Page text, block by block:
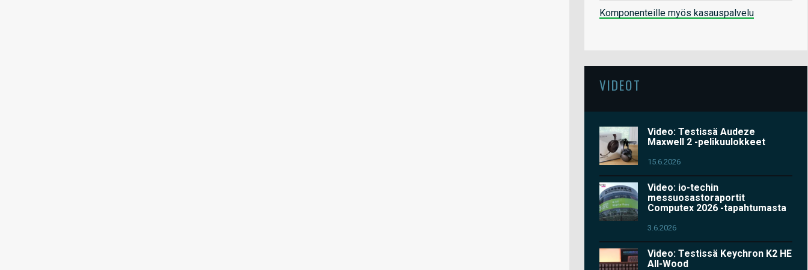
Komponenteille myös kasauspalvelu
VIDEOT
Video: Testissä Audeze
Maxwell 2 -pelikuulokkeet
15.6.2026
Video: io-techin
messuosastoraportit
Computex 2026 -tapahtumasta
3.6.2026
Video: Testissä Keychron K2 HE
All-Wood